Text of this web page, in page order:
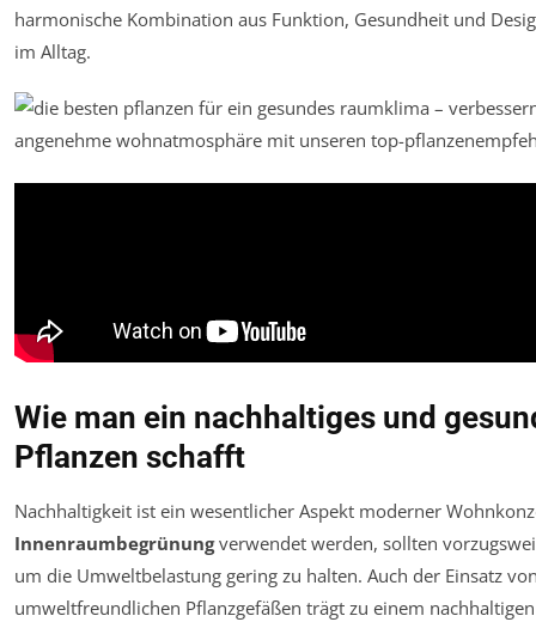
harmonische Kombination aus Funktion, Gesundheit und
im Alltag.
Wie man ein nachhaltiges und
Pflanzen schafft
Nachhaltigkeit ist ein wesentlicher Aspekt moderner
Innenraumbegrünungverwendet werden, sollten
um die Umweltbelastung gering zu halten. Auch der Einsatz
umweltfreundlichen Pflanzgefäßen trägt zu einem